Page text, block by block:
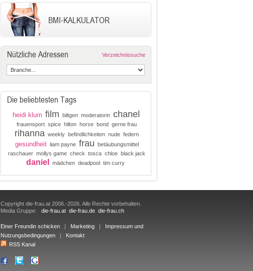
BMI-KALKULATOR
Nützliche Adressen Verzeichnissuche
Die beliebtesten Tags
heidi klum film biltgen moderatorin chanel
frauensport spice hilton horse bond gerne frau
rihanna weekly befindlichkeiten nude federn
gesundheit liam payne frau betäubungsmittel
raschauer mollys game check tosca chloe black jack
daniel mädchen deadpool tim curry
Copyright die-frau.at 2006.-2026. Alle Rechte vorbehalten.
Media Gruppe: die-frau.at die-frau.de die-frau.ch
Einer Freundin schicken | Marketing | Impressum und
Nutzungsbedingungen | Kontakt
RSS Kanal